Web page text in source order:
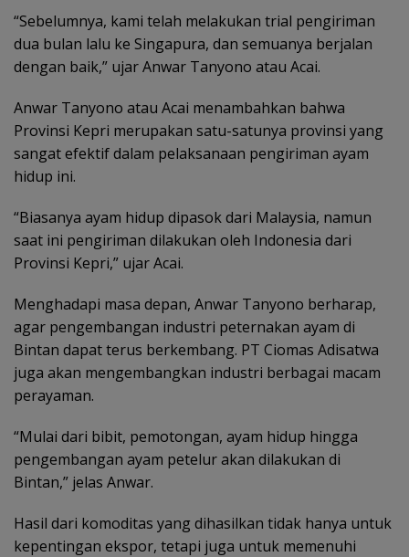
“Sebelumnya, kami telah melakukan trial pengiriman
dua bulan lalu ke Singapura, dan semuanya berjalan
dengan baik,” ujar Anwar Tanyono atau Acai.
Anwar Tanyono atau Acai menambahkan bahwa
Provinsi Kepri merupakan satu-satunya provinsi yang
sangat efektif dalam pelaksanaan pengiriman ayam
hidup ini.
“Biasanya ayam hidup dipasok dari Malaysia, namun
saat ini pengiriman dilakukan oleh Indonesia dari
Provinsi Kepri,” ujar Acai.
Menghadapi masa depan, Anwar Tanyono berharap,
agar pengembangan industri peternakan ayam di
Bintan dapat terus berkembang. PT Ciomas Adisatwa
juga akan mengembangkan industri berbagai macam
perayaman.
“Mulai dari bibit, pemotongan, ayam hidup hingga
pengembangan ayam petelur akan dilakukan di
Bintan,” jelas Anwar.
Hasil dari komoditas yang dihasilkan tidak hanya untuk
kepentingan ekspor, tetapi juga untuk memenuhi